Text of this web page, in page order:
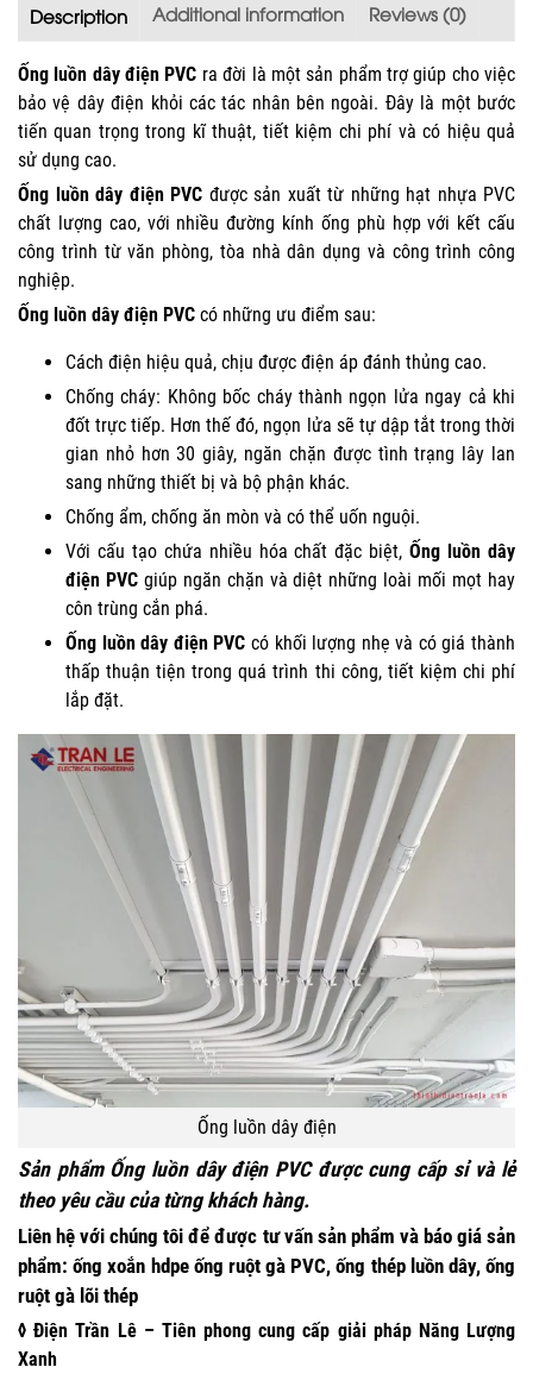
Description Additional information Reviews (0)
Ống luồn dây điện PVC ra đời là một sản phẩm trợ giúp cho việc
bảo vệ dây điện khỏi các tác nhân bên ngoài. Đây là một bước
tiến quan trọng trong kĩ thuật, tiết kiệm chi phí và có hiệu quả
sử dụng cao.
Ống luồn dây điện PVC được sản xuất từ những hạt nhựa PVC
chất lượng cao, với nhiều đường kính ống phù hợp với kết cấu
công trình từ văn phòng, tòa nhà dân dụng và công trình công
nghiệp.
Ống luồn dây điện PVC có những ưu điểm sau:
Cách điện hiệu quả, chịu được điện áp đánh thủng cao.
Chống cháy: Không bốc cháy thành ngọn lửa ngay cả khi
đốt trực tiếp. Hơn thế đó, ngọn lửa sẽ tự dập tắt trong thời
gian nhỏ hơn 30 giây, ngăn chặn được tình trạng lây lan
sang những thiết bị và bộ phận khác.
Chống ẩm, chống ăn mòn và có thể uốn nguội.
Với cấu tạo chứa nhiều hóa chất đặc biệt,Ống luồn dây
điện PVCgiúp ngăn chặn và diệt những loài mối mọt hay
côn trùng cắn phá.
Ống luồn dây điện PVC có khối lượng nhẹ và có giá thành
thấp thuận tiện trong quá trình thi công, tiết kiệm chi phí
lắp đặt.
Ống luồn dây điện
Sản phẩm Ống luồn dây điện PVCđược cung cấp sỉ và lẻ
theo yêu cầu của từng khách hàng.
Liên hệ vớichúng tôi để được tư vấn sản phẩm và báo giá sản
phẩm:ống xoắn hdpe ống ruột gà PVC, ống thép luồn dây, ống
ruột gà lõi thép
◊ Điện Trần Lê – Tiên phong cung cấp giải pháp Năng Lượng
Xanh